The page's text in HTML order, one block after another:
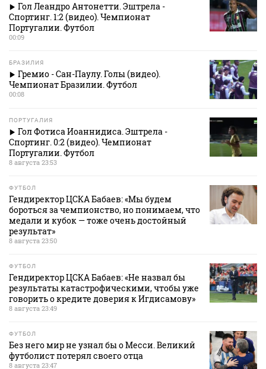
Гол Леандро Антонетти. Эштрела -
Спортинг. 1:2 (видео). Чемпионат
Португалии. Футбол
00:09
БРАЗИЛИЯ
Гремио - Сан-Паулу. Голы (видео).
Чемпионат Бразилии. Футбол
00:08
ПОРТУГАЛИЯ
Гол Фотиса Иоаннидиса. Эштрела -
Спортинг. 0:2 (видео). Чемпионат
Португалии. Футбол
8 августа 23:53
ФУТБОЛ
Гендиректор ЦСКА Бабаев: «Мы будем
бороться за чемпионство, но понимаем, что
медали и кубок — тоже очень достойный
результат»
8 августа 23:50
ФУТБОЛ
Гендиректор ЦСКА Бабаев: «Не назвал бы
результаты катастрофическими, чтобы уже
говорить о кредите доверия к Игдисамову»
8 августа 23:49
ФУТБОЛ
Без него мир не узнал бы о Месси. Великий
футболист потерял своего отца
8 августа 23:47